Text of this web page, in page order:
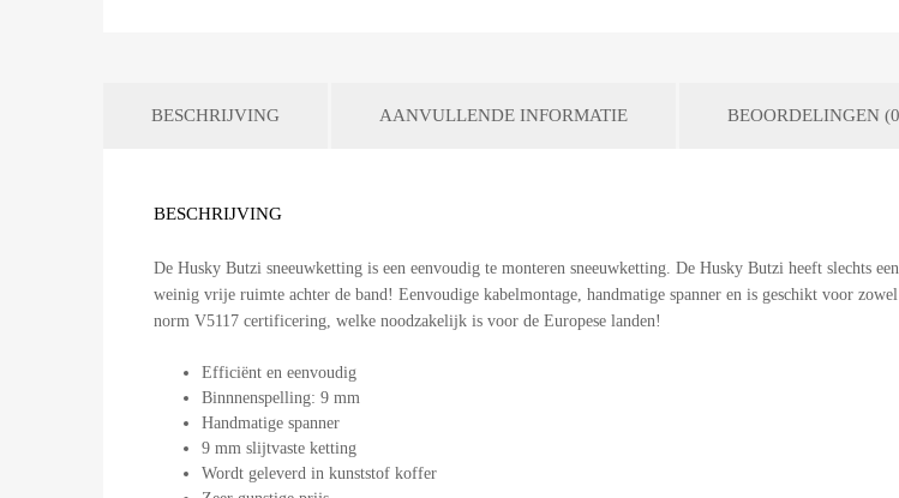
BESCHRIJVING AANVULLENDE INFORMATIE BEOORDELINGEN
BESCHRIJVING
De Husky Butzi sneeuwketting is een eenvoudig te monteren sneeuwketting. De Husky Butzi heeft slechts
weinig vrije ruimte achter de band! Eenvoudige kabelmontage, handmatige spanner en is geschikt voor
norm V5117 certificering, welke noodzakelijk is voor de Europese landen!
Efficiënt en eenvoudig
Binnnenspelling: 9 mm
Handmatige spanner
9 mm slijtvaste ketting
Wordt geleverd in kunststof koffer